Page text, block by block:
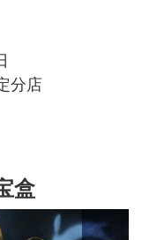
分店
盒